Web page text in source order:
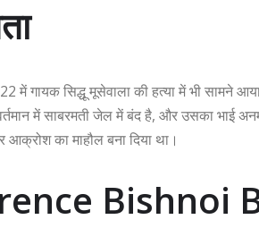
में गायक सिद्धू मूसेवाला की हत्या में भी सामने
में साबरमती जेल में बंद है, और उसका भाई
का माहौल बना दिया था।
Bishnoi